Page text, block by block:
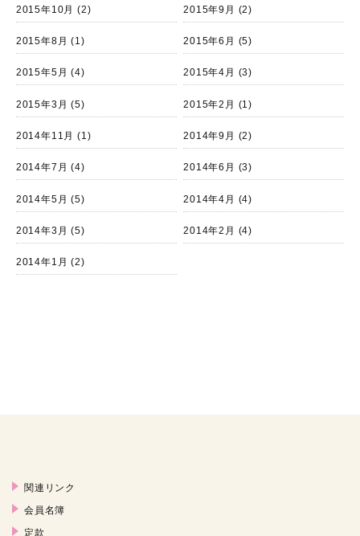
2015年10月 (2) 2015年9月 (2)
2015年8月 (1) 2015年6月 (5)
2015年5月 (4) 2015年4月 (3)
2015年3月 (5) 2015年2月 (1)
2014年11月 (1) 2014年9月 (2)
2014年7月 (4) 2014年6月 (3)
2014年5月 (5) 2014年4月 (4)
2014年3月 (5) 2014年2月 (4)
2014年1月 (2)
関連リンク
会員名簿
定款